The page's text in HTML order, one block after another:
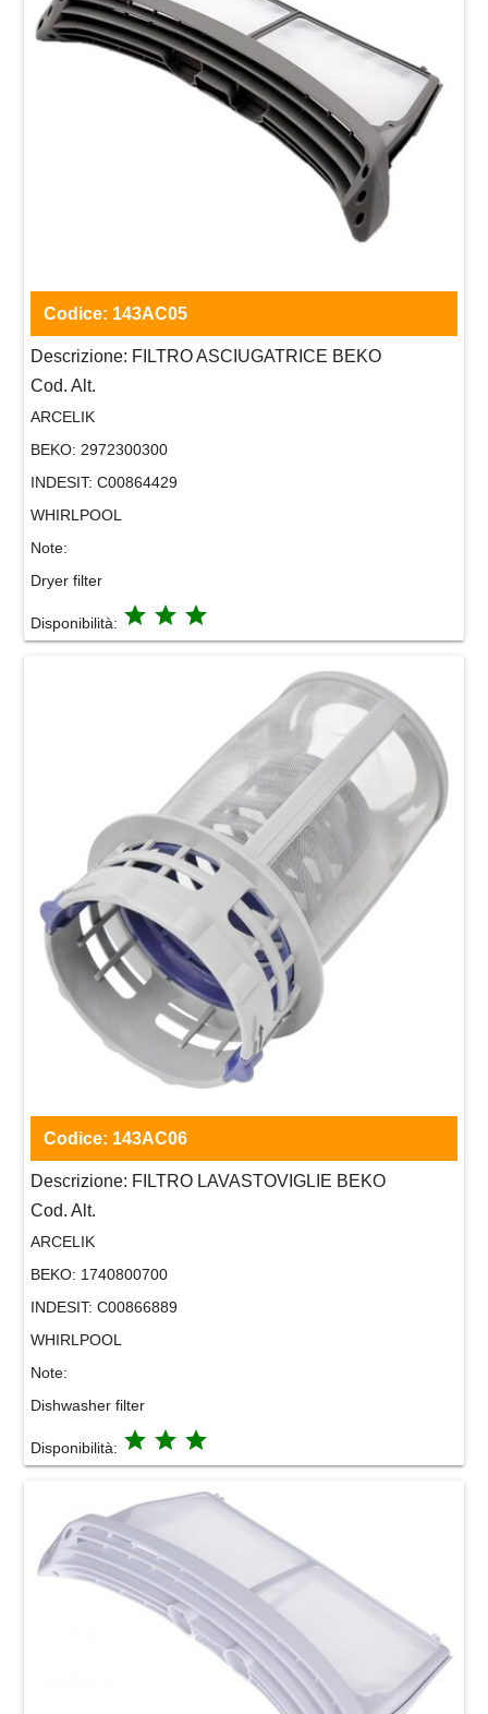
Codice: 143AC05
Descrizione: FILTRO ASCIUGATRICE BEKO
Cod. Alt.
ARCELIK
BEKO: 2972300300
INDESIT: C00864429
WHIRLPOOL
Note:
Dryer filter
Disponibilità: grade grade grade
Codice: 143AC06
Descrizione: FILTRO LAVASTOVIGLIE BEKO
Cod. Alt.
ARCELIK
BEKO: 1740800700
INDESIT: C00866889
WHIRLPOOL
Note:
Dishwasher filter
Disponibilità: grade grade grade